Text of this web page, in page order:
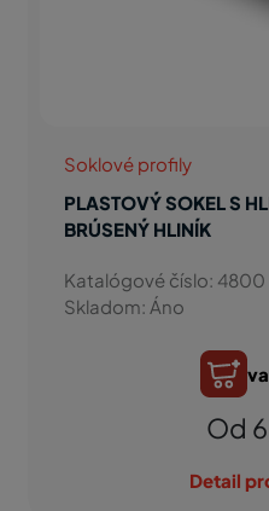
Soklové profily
PLASTOVÝ SOKEL S
BRÚSENÝ HLINÍK
Katalógové číslo: 4800
Skladom: Áno
Od
Detail